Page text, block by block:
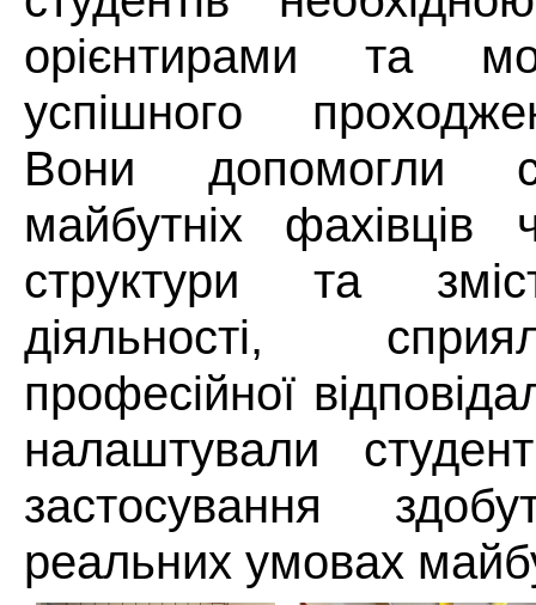
орієнтирами та
успішного
Вони допомогли
майбутніх фахівців
структури та
діяльності,
професійної
налаштували
застосування
реальних умовах